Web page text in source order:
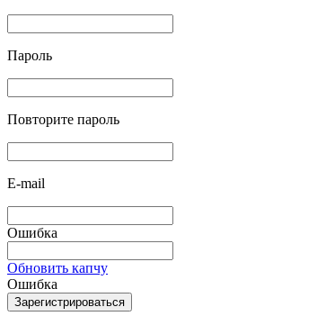
Пароль
Повторите пароль
E-mail
Ошибка
Обновить капчу
Ошибка